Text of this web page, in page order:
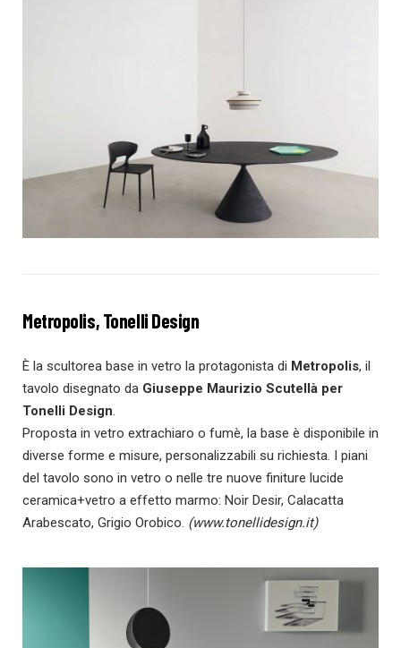
Metropolis, Tonelli Design
È la scultorea base in vetro la protagonista di Metropolis, il
tavolo disegnato da Giuseppe Maurizio Scutellà per
Tonelli Design.
Proposta in vetro extrachiaro o fumè, la base è disponibile in
diverse forme e misure, personalizzabili su richiesta. I piani
del tavolo sono in vetro o nelle tre nuove finiture lucide
ceramica+vetro a effetto marmo: Noir Desir, Calacatta
Arabescato, Grigio Orobico. (www.tonellidesign.it)